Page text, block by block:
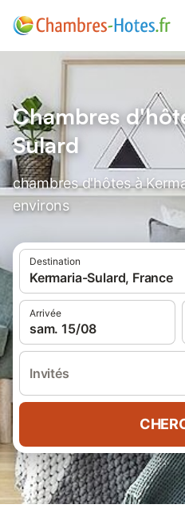
Chambres
Sulard
chambres d'hôtes à
environs
Destination
Kermaria-Sulard, France
Arrivée
sam. 15/08
Invités